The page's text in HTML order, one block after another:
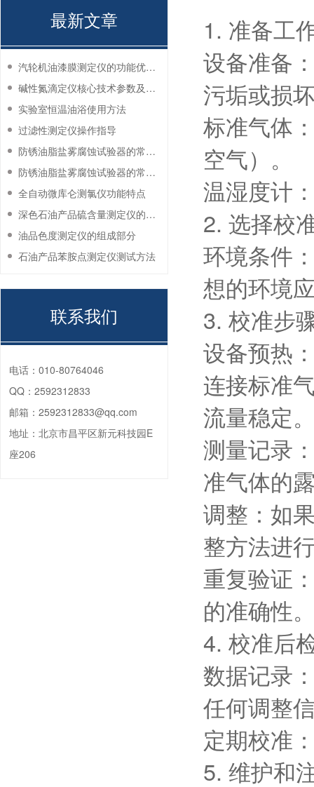
1. 准备工
设备准备
污垢或损
标准气体
空气）。
温湿度计
2. 选择校
环境条件
想的环境
3. 校准步
设备预热
连接标准
流量稳定
测量记录
准气体的
调整：如
整方法进
重复验证
的准确性
4. 校准后
数据记录
任何调整
定期校准
5. 维护和
最新文章
汽轮机油漆膜测定仪的功能优势有哪些？
碱性氮滴定仪核心技术参数及应用说明
实验室恒温油浴使用方法
过滤性测定仪操作指导
防锈油脂盐雾腐蚀试验器的常见故障与解决方法
防锈油脂盐雾腐蚀试验器的常见故障与解决方法
全自动微库仑测氯仪功能特点
深色石油产品硫含量测定仪的工作环境要求
油品色度测定仪的组成部分
石油产品苯胺点测定仪测试方法
联系我们
电话： 010-80764046
QQ： 2592312833
邮箱： 2592312833@qq.com
地址： 北京市昌平区新元科技园E
座206